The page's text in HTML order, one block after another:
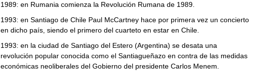
1989: en Rumania comienza la Revolución Rumana de 1989.
1993: en Santiago de Chile Paul McCartney hace por primera vez un concierto
en dicho país, siendo el primero del cuarteto en estar en Chile.
1993: en la ciudad de Santiago del Estero (Argentina) se desata una
revolución popular conocida como el Santiagueñazo en contra de las medidas
económicas neoliberales del Gobierno del presidente Carlos Menem.